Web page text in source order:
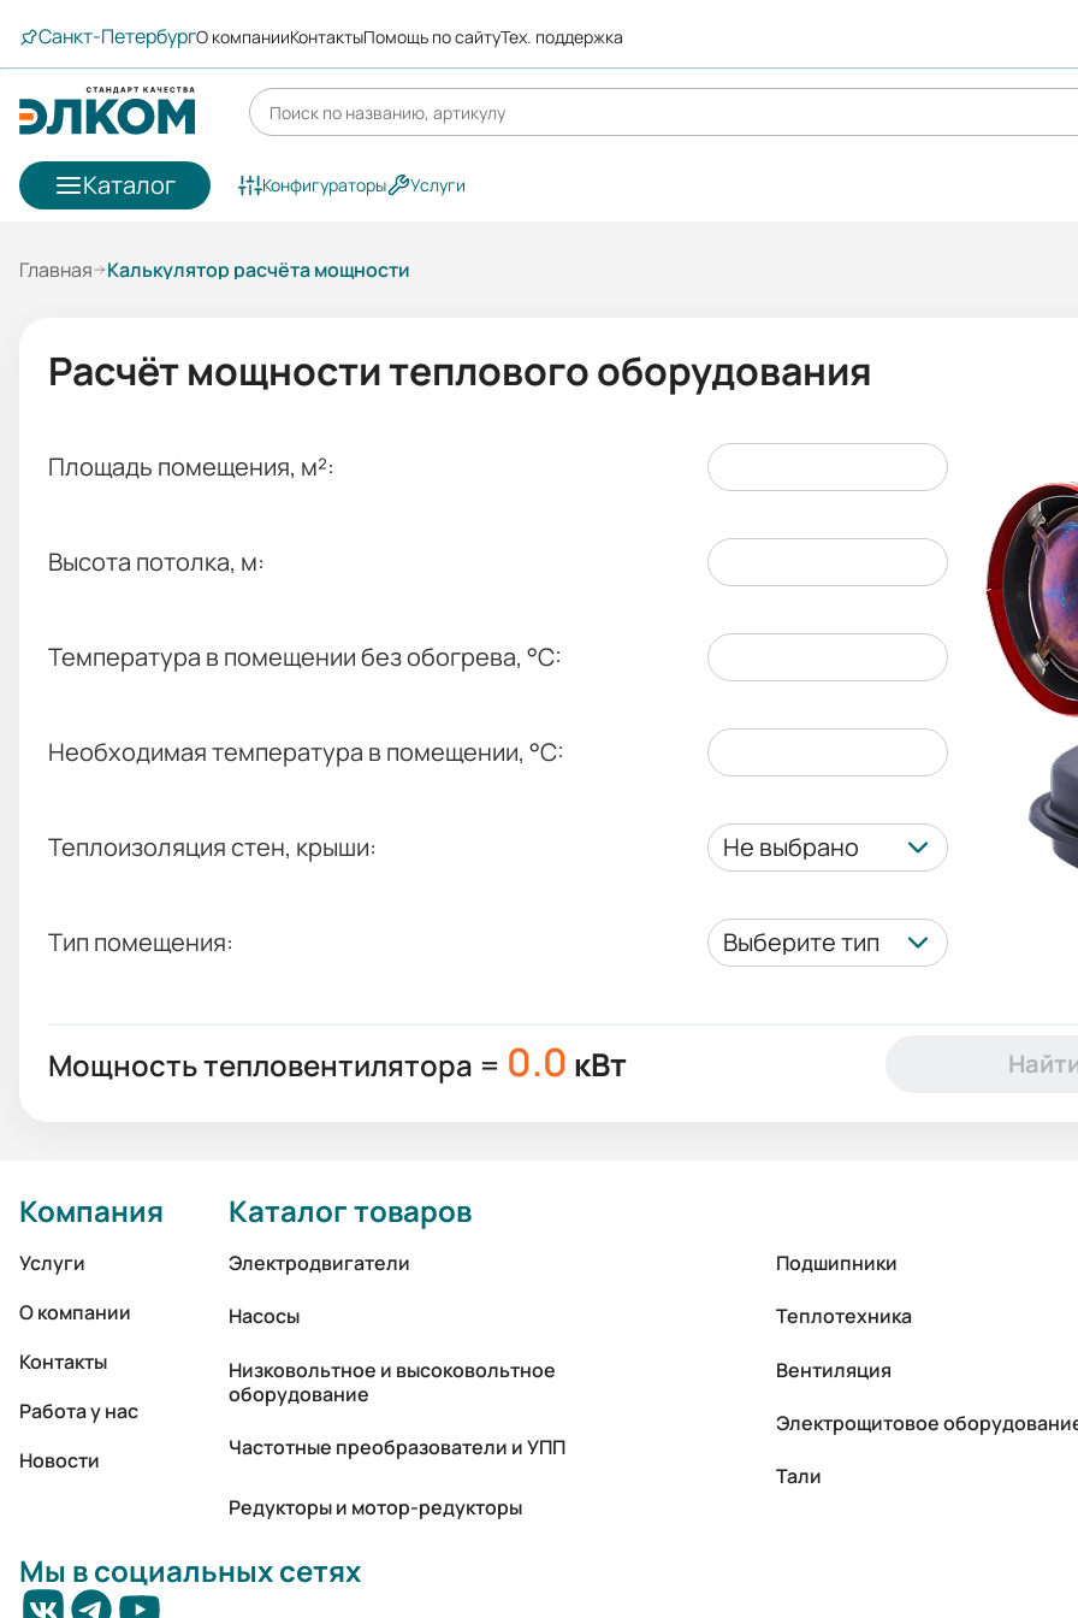
Санкт-ПетербургО компанииКонтактыПомощь по сайтуТех. поддержка
Каталог Конфигураторы Услуги
Главная Калькулятор расчёта мощности
Расчёт мощности теплового оборудования
Площадь помещения, м²:
Высота потолка, м:
Температура в помещении без обогрева, °C:
Необходимая температура в помещении, °C:
Теплоизоляция стен, крыши: Не выбрано
Тип помещения: Выберите тип
Мощность тепловентилятора = 0.0 кВт
Компания
Услуги
О компании
Контакты
Работа у нас
Новости
Каталог товаров
Электродвигатели
Насосы
Низковольтное и высоковольтное
оборудование
Частотные преобразователи и УПП
Редукторы и мотор-редукторы
Подшипники
Теплотехника
Вентиляция
Электрощитовое
Тали
Мы в социальных сетях